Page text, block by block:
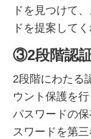
ドを見つけて
ドを提案してく
③2段階認
2段階にわたる
ウント保護を
パスワードの
スワードを第